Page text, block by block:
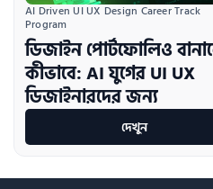
AI Driven UI UX Design Career Track
Program
ডিজাইন পোর্টফোলিও
কীভাবে: AI যুগের UI UX
ডিজাইনারদের জন্য
দেখুন